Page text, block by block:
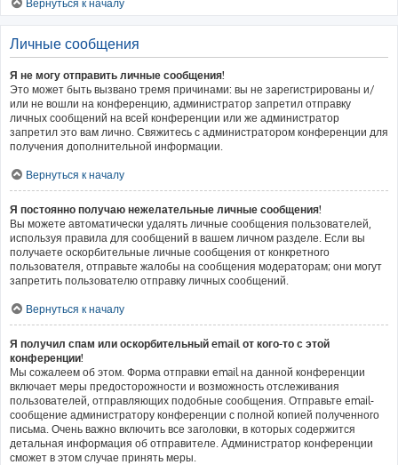
Вернуться к началу
Личные сообщения
Я не могу отправить личные сообщения!
Это может быть вызвано тремя причинами: вы не зарегистрированы и/
или не вошли на конференцию, администратор запретил отправку
личных сообщений на всей конференции или же администратор
запретил это вам лично. Свяжитесь с администратором конференции для
получения дополнительной информации.
Вернуться к началу
Я постоянно получаю нежелательные личные сообщения!
Вы можете автоматически удалять личные сообщения пользователей,
используя правила для сообщений в вашем личном разделе. Если вы
получаете оскорбительные личные сообщения от конкретного
пользователя, отправьте жалобы на сообщения модераторам; они могут
запретить пользователю отправку личных сообщений.
Вернуться к началу
Я получил спам или оскорбительный email от кого-то с этой
конференции!
Мы сожалеем об этом. Форма отправки email на данной конференции
включает меры предосторожности и возможность отслеживания
пользователей, отправляющих подобные сообщения. Отправьте email-
сообщение администратору конференции с полной копией полученного
письма. Очень важно включить все заголовки, в которых содержится
детальная информация об отправителе. Администратор конференции
сможет в этом случае принять меры.